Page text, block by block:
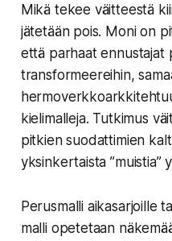
Mikä tekee väitteestä
jätetään pois. Moni on
että parhaat ennustajat
transformeereihin,
kielimalleja. Tutkimus
pitkien suodattimien
yksinkertaista ”muistia”
Perusmalli aikasarjoille
malli opetetaan